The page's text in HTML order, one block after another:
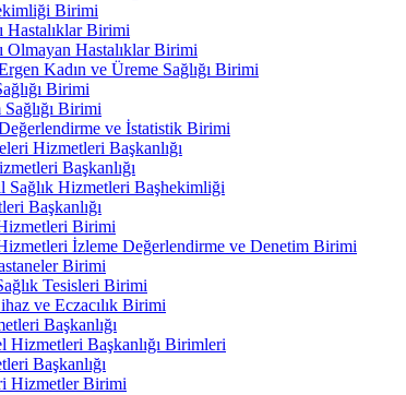
Birimi
Hastalıklar Birimi
Olmayan Hastalıklar Birimi
Kadın ve Üreme Sağlığı Birimi
Birimi
Birimi
ve İstatistik Birimi
Hizmetleri Başkanlığı
Başkanlığı
Sağlık Hizmetleri Başhekimliği
Başkanlığı
Birimi
İzleme Değerlendirme ve Denetim Birimi
Birimi
Tesisleri Birimi
ve Eczacılık Birimi
Başkanlığı
Hizmetleri Başkanlığı Birimleri
Başkanlığı
Hizmetler Birimi